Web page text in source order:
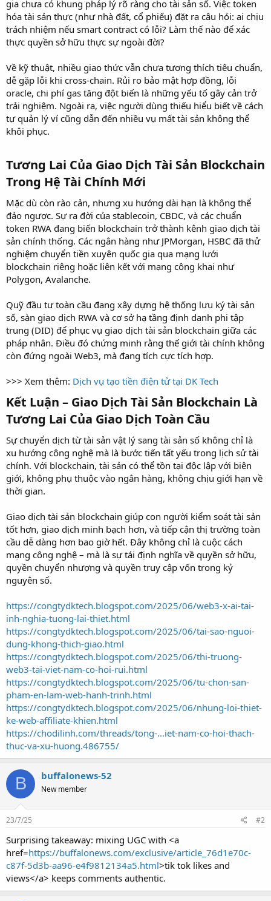
gia chưa có khung pháp lý rõ ràng cho tài sản số. Việc token
hóa tài sản thực (như nhà đất, cổ phiếu) đặt ra câu hỏi: ai chịu
trách nhiệm nếu smart contract có lỗi? Làm thế nào để xác
thực quyền sở hữu thực sự ngoài đời?
Về kỹ thuật, nhiều giao thức vẫn chưa tương thích tiêu chuẩn,
dễ gặp lỗi khi cross-chain. Rủi ro bảo mật hợp đồng, lỗi
oracle, chi phí gas tăng đột biến là những yếu tố gây cản trở
trải nghiệm. Ngoài ra, việc người dùng thiếu hiểu biết về cách
tự quản lý ví cũng dẫn đến nhiều vụ mất tài sản không thể
khôi phục.
Tương Lai Của Giao Dịch Tài Sản Blockchain
Trong Hệ Tài Chính Mới​
Mặc dù còn rào cản, nhưng xu hướng dài hạn là không thể
đảo ngược. Sự ra đời của stablecoin, CBDC, và các chuẩn
token RWA đang biến blockchain trở thành kênh giao dịch tài
sản chính thống. Các ngân hàng như JPMorgan, HSBC đã thử
nghiệm chuyển tiền xuyên quốc gia qua mạng lưới
blockchain riêng hoặc liên kết với mạng công khai như
Polygon, Avalanche.
Quỹ đầu tư toàn cầu đang xây dựng hệ thống lưu ký tài sản
số, sàn giao dịch RWA và cơ sở hạ tầng định danh phi tập
trung (DID) để phục vụ giao dịch tài sản blockchain giữa các
pháp nhân. Điều đó chứng minh rằng thế giới tài chính không
còn đứng ngoài Web3, mà đang tích cực tích hợp.
>>> Xem thêm: Dịch vụ tạo tiền điện tử tại DK Tech
Kết Luận – Giao Dịch Tài Sản Blockchain Là
Tương Lai Của Giao Dịch Toàn Cầu​
Sự chuyển dịch từ tài sản vật lý sang tài sản số không chỉ là
xu hướng công nghệ mà là bước tiến tất yếu trong lịch sử tài
chính. Với blockchain, tài sản có thể tồn tại độc lập với biên
giới, không phụ thuộc vào ngân hàng, không chịu giới hạn về
thời gian.
Giao dịch tài sản blockchain giúp con người kiểm soát tài sản
tốt hơn, giao dịch minh bạch hơn, và tiếp cận thị trường toàn
cầu dễ dàng hơn bao giờ hết. Đây không chỉ là cuộc cách
mạng công nghệ – mà là sự tái định nghĩa về quyền sở hữu,
quyền chuyển nhượng và quyền truy cập vốn trong kỷ
nguyên số.
https://congtydktech.blogspot.com/2025/06/web3-x-ai-tai-
inh-nghia-tuong-lai-thiet.html
https://congtydktech.blogspot.com/2025/06/tai-sao-nguoi-
dung-khong-thich-giao.html
https://congtydktech.blogspot.com/2025/06/thi-truong-
web3-tai-viet-nam-co-hoi-rui.html
https://congtydktech.blogspot.com/2025/06/tu-chon-san-
pham-en-lam-web-hanh-trinh.html
https://congtydktech.blogspot.com/2025/06/nhung-loi-thiet-
ke-web-affiliate-khien.html
https://chodilinh.com/threads/tong-...iet-nam-co-hoi-thach-
thuc-va-xu-huong.486755/
B buffalonews-52
New member
23/7/25 #2
Surprising takeaway: mixing UGC with <a
href=https://buffalonews.com/exclusive/article_76d1e70c-
c87f-5d3b-aa96-e4f9812134a5.html>tik tok likes and
views</a> keeps comments authentic.